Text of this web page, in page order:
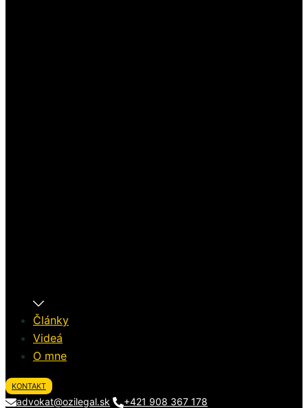
Články
Videá
O mne
KONTAKT
advokat@ozilegal.sk +421 908 367 178